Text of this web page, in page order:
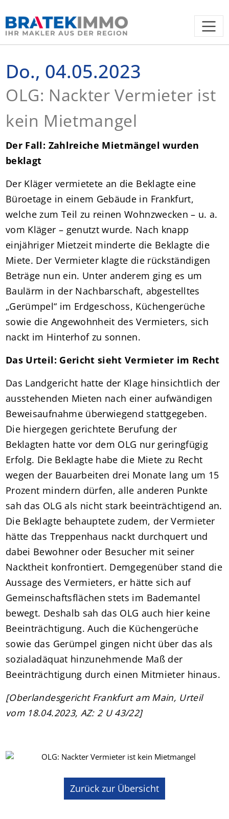
Do., 04.05.2023
OLG: Nackter Vermieter ist
kein Mietmangel
Der Fall: Zahlreiche Mietmängel wurden
beklagt
Der Kläger vermietete an die Beklagte eine
Büroetage in einem Gebäude in Frankfurt,
welche zum Teil zu reinen Wohnzwecken – u. a.
vom Kläger – genutzt wurde. Nach knapp
einjähriger Mietzeit minderte die Beklagte die
Miete. Der Vermieter klagte die rückständigen
Beträge nun ein. Unter anderem ging es um
Baulärm in der Nachbarschaft, abgestelltes
„Gerümpel“ im Erdgeschoss, Küchengerüche
sowie die Angewohnheit des Vermieters, sich
nackt im Hinterhof zu sonnen.
Das Urteil: Gericht sieht Vermieter im Recht
Das Landgericht hatte der Klage hinsichtlich der
ausstehenden Mieten nach einer aufwändigen
Beweisaufnahme überwiegend stattgegeben.
Die hiergegen gerichtete Berufung der
Beklagten hatte vor dem OLG nur geringfügig
Erfolg. Die Beklagte habe die Miete zu Recht
wegen der Bauarbeiten drei Monate lang um 15
Prozent mindern dürfen, alle anderen Punkte
sah das OLG als nicht stark beeinträchtigend an.
Die Beklagte behauptete zudem, der Vermieter
hätte das Treppenhaus nackt durchquert und
dabei Bewohner oder Besucher mit seiner
Nacktheit konfrontiert. Demgegenüber stand die
Aussage des Vermieters, er hätte sich auf
Gemeinschaftsflächen stets im Bademantel
bewegt. Deshalb sah das OLG auch hier keine
Beeinträchtigung. Auch die Küchengerüche
sowie das Gerümpel gingen nicht über das als
sozialadäquat hinzunehmende Maß der
Beeinträchtigung durch einen Mitmieter hinaus.
[Oberlandesgericht Frankfurt am Main, Urteil
vom 18.04.2023, AZ: 2 U 43/22]
Zurück zur Übersicht